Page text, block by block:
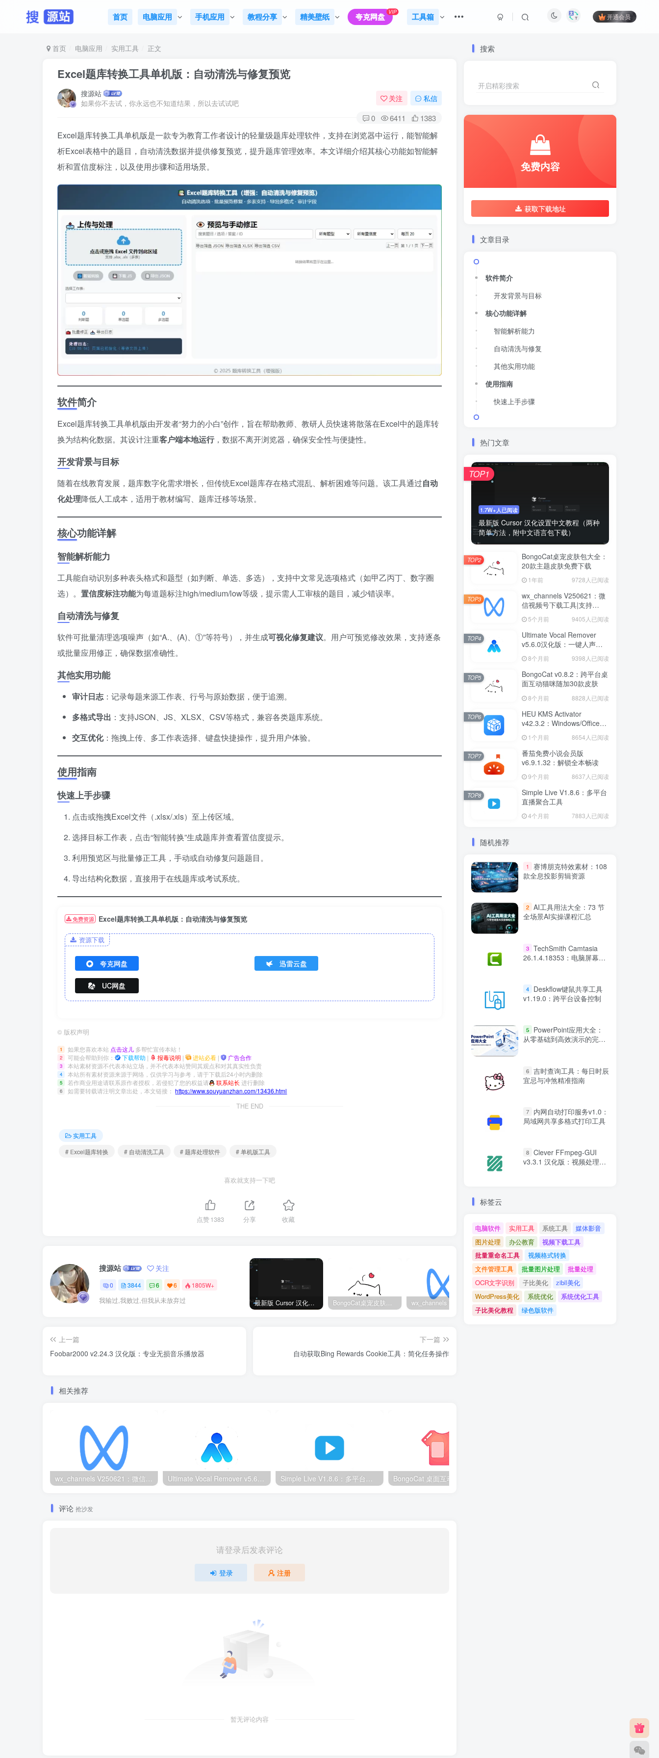
首页 电脑应用 手机应用 教程分享 精美壁纸 夸克网盘 VIP 工具箱 开通会员
首页 电脑应用 实用工具 正文
Excel题库转换工具单机版：自动清洗与修复预览
搜源站
如果你不去试，你永远也不知道结果，所以去试试吧
关注 私信
0 6411 1383
Excel题库转换工具单机版是一款专为教育工作者设计的轻量级题库处理软件，支持在浏览器中运行，能智能解
析Excel表格中的题目，自动清洗数据并提供修复预览，提升题库管理效率。本文详细介绍其核心功能如智能解
析和置信度标注，以及使用步骤和适用场景。
软件简介
Excel题库转换工具单机版由开发者“努力的小白”创作，旨在帮助教师、教研人员快速将散落在Excel中的题库转
换为结构化数据。其设计注重客户端本地运行，数据不离开浏览器，确保安全性与便捷性。
开发背景与目标
随着在线教育发展，题库数字化需求增长，但传统Excel题库存在格式混乱、解析困难等问题。该工具通过自动
化处理降低人工成本，适用于教材编写、题库迁移等场景。
核心功能详解
智能解析能力
工具能自动识别多种表头格式和题型（如判断、单选、多选），支持中文常见选项格式（如甲乙丙丁、数字圈
选）。 置信度标注功能为每道题标注high/medium/low等级，提示需人工审核的题目，减少错误率。
自动清洗与修复
软件可批量清理选项噪声（如“A.、(A)、①”等符号），并生成可视化修复建议。用户可预览修改效果，支持逐条
或批量应用修正，确保数据准确性。
其他实用功能
审计日志：记录每题来源工作表、行号与原始数据，便于追溯。
多格式导出 ：支持JSON、JS、XLSX、CSV等格式，兼容各类题库系统。
交互优化：拖拽上传、多工作表选择、键盘快捷操作，提升用户体验。
使用指南
快速上手步骤
点击或拖拽Excel文件（.xlsx/.xls）至上传区域。
选择目标工作表，点击“智能转换”生成题库并查看置信度提示。
利用预览区与批量修正工具，手动或自动修复问题题目。
导出结构化数据，直接用于在线题库或考试系统。
免费资源 Excel题库转换工具单机版：自动清洗与修复预览
资源下载
夸克网盘 迅雷云盘
UC网盘
© 版权声明
1 如果您喜欢本站 点击这儿 多帮忙宣传本站！
2 可能会帮助到你： 下载帮助 | 报毒说明 | 进站必看 | 广告合作
3 本站素材资源不代表本站立场，并不代表本站赞同其观点和对其真实性负责
4 本站所有素材资源来源于网络，仅供学习与参考，请于下载后24小时内删除
5 若作商业用途请联系原作者授权，若侵犯了您的权益请 联系站长 进行删除
6 如需要转载请注明文章出处，本文链接：https://www.souyuanzhan.com/13436.html
THE END
实用工具
# Excel题库转换
# 自动清洗工具 # 题库处理软件 # 单机版工具
喜欢就支持一下吧
点赞1383 分享 收藏
搜源站 关注
0 3844 6 6 1805W+
我输过,我败过,但我从未放弃过 最新版 Cursor 汉化设置中文教程（两种简单方法，附中文语言包下载） BongoCat桌宠皮肤包大全：20款主题皮肤免费下载 wx_channels V250621：微信视频号下载工具|支持Win/macOS Ultimate Vocal Remover v5.6.0汉化版：一键人声分离工具
上一篇
Foobar2000 v2.24.3 汉化版：专业无损音乐播放器
下一篇
自动获取Bing Rewards Cookie工具：简化任务操作
相关推荐
Ultimate Vocal Remover v5.6.0汉化版：一键人声分离工具
评论 抢沙发
请登录后发表评论
登录 注册
暂无评论内容
搜索
开启精彩搜索
免费内容
获取下载地址
文章目录
软件简介
开发背景与目标
核心功能详解
智能解析能力
自动清洗与修复
其他实用功能
使用指南
快速上手步骤
热门文章
1.7W+人已阅读
最新版 Cursor 汉化设置中文教程（两种
简单方法，附中文语言包下载）
TOP1
BongoCat桌宠皮肤包大全：
20款主题皮肤免费下载
1年前 9728人已阅读
TOP2
wx_channels V250621：微
信视频号下载工具|支持
Win/macOS
5个月前 9405人已阅读
TOP3
Ultimate Vocal Remover
v5.6.0汉化版：一键人声分
离工具
8个月前 9398人已阅读
TOP4
BongoCat v0.8.2：跨平台桌
面互动猫咪随加30款皮肤
8个月前 8828人已阅读
TOP5
HEU KMS Activator
v42.3.2：Windows/Office智
1个月前 8654人已阅读
TOP6
番茄免费小说会员版
v6.9.1.32：解锁全本畅读
9个月前 8637人已阅读
TOP7
Simple Live V1.8.6：多平台
直播聚合工具
4个月前 7883人已阅读
TOP8
随机推荐
1
赛博朋克特效素材：108
款全息投影剪辑资源
2 AI工具用法大全：73 节
全场景AI实操课程汇总
3 TechSmith Camtasia
26.1.4.18353：电脑屏幕录
4
Deskflow键鼠共享工具
v1.19.0：跨平台设备控制
5
PowerPoint应用大全：
从零基础到高效演示的完整
6 吉时查询工具：每日时辰
宜忌与冲煞精准指南
7
内网自动打印服务v1.0：
局域网共享多格式打印工具
8 Clever FFmpeg-GUI
v3.3.1 汉化版：视频处理图
标签云
电脑软件 实用工具 系统工具
媒体影音
图片处理
办公教育
视频下载工具
批量重命名工具
视频格式转换
文件管理工具
批量图片处理
批量处理
OCR文字识别
子比美化
zibll美化
WordPress美化
系统优化
系统优化工具
子比美化教程
绿色版软件